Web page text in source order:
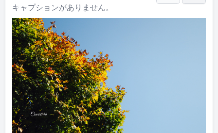
キャプションがありません。